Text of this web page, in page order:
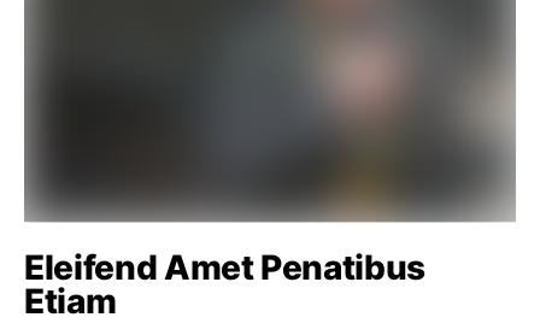
Eleifend Amet Penatibus
Etiam